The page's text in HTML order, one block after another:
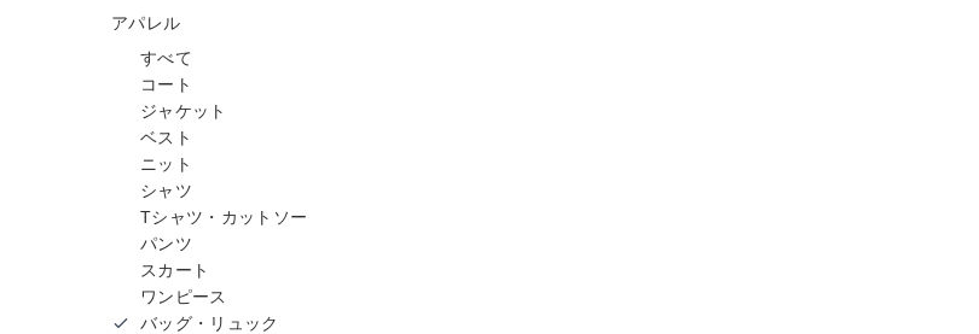
アパレル
すべて
コート
ジャケット
ベスト
ニット
シャツ
Tシャツ・カットソー
パンツ
スカート
ワンピース
バッグ・リュック